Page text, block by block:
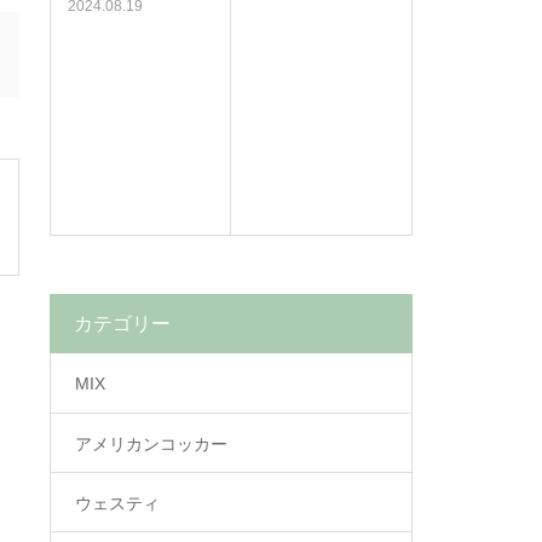
2024.08.19
カテゴリー
MIX
アメリカンコッカー
ウェスティ